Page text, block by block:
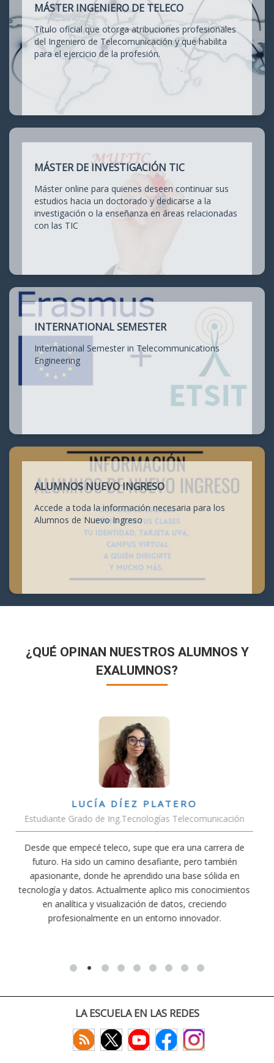
MÁSTER INGENIERO DE TELECO
Título oficial que otorga atribuciones profesionales
del Ingeniero de Telecomunicación y que habilita
para el ejercicio de la profesión.
MÁSTER DE INVESTIGACIÓN TIC
Máster online para quienes deseen continuar sus
estudios hacia un doctorado y dedicarse a la
investigación o la enseñanza en áreas relacionadas
con las TIC
INTERNATIONAL SEMESTER
International Semester in Telecommunications
Engineering
ALUMNOS NUEVO INGRESO
Accede a toda la información necesaria para los
Alumnos de Nuevo Ingreso
¿QUÉ OPINAN NUESTROS ALUMNOS Y
EXALUMNOS?
de
en
VÍCTOR SÁNCHEZ VALENCIA
Estudiante Doble Grado Teleco-ADE
Estudiar teleco me ha permitido comprender
conectividad afecta nuestra vida diaria. Aunque la
exige esfuerzo, he dedicado parte de mi tiempo a
actividades como el salvamento y socorrismo.
convencido de que elegir teleco ha sido una de las
decisiones que he tomado.
LA ESCUELA EN LAS REDES